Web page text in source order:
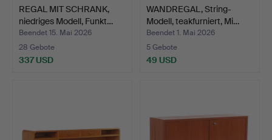
REGAL MIT SCHRANK,
niedriges Modell, Funkt…
Beendet 15. Mai 2026
28 Gebote
337 USD
WANDREGAL, String-
Modell, teakfurniert, Mi…
Beendet 1. Mai 2026
5 Gebote
49 USD